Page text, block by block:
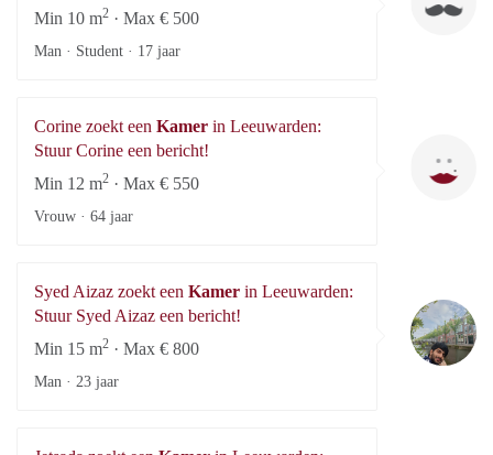
Min 10 m2 · Max € 500
Man · Student · 17 jaar
Corine zoekt een Kamer in Leeuwarden:
Stuur Corine een bericht!
Min 12 m2 · Max € 550
Vrouw · 64 jaar
Syed Aizaz zoekt een Kamer in Leeuwarden:
Stuur Syed Aizaz een bericht!
Min 15 m2 · Max € 800
Man · 23 jaar